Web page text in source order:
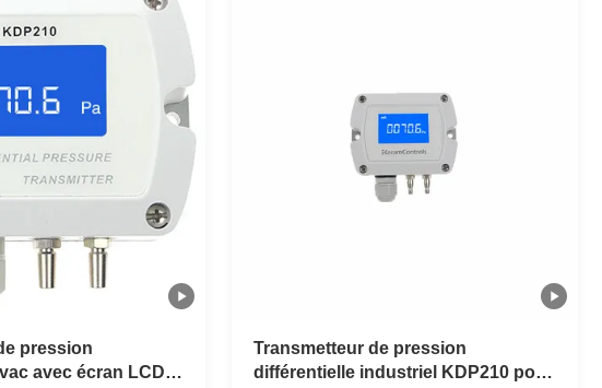
is not only effective in
water and dust, but also
cables. Feature
pression
avec écran LCD
Transmetteur de pression
différentielle industriel KDP210 pour